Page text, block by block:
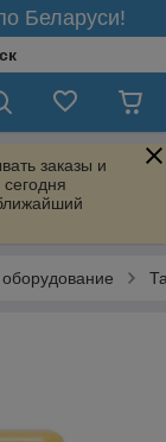
Беларуси!
заказы и